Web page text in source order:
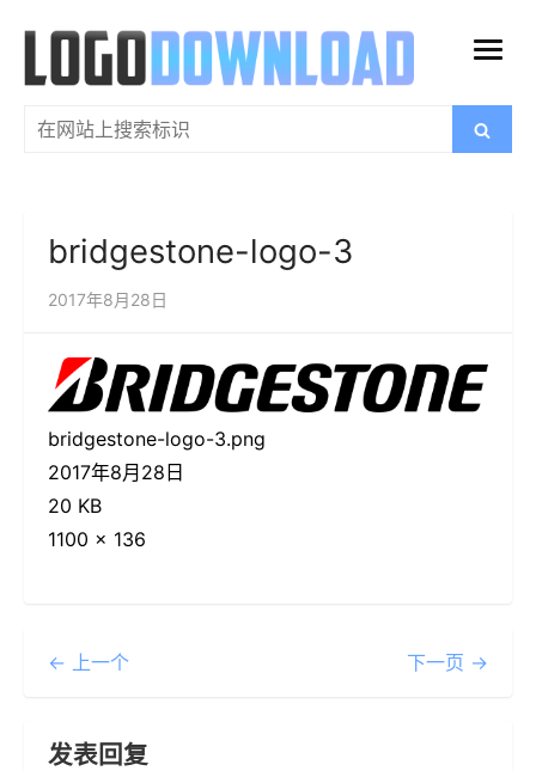
内
打
菜
搜
搜
索
bridgestone-logo-3
2017年8月28日
bridgestone-logo-3.png
2017年8月28日
20 KB
1100 × 136
← 上一个 下一页 →
发表回复